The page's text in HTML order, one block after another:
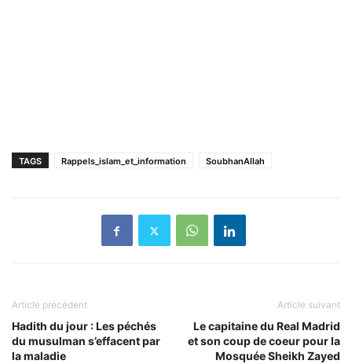
TAGS Rappels_islam_et_information SoubhanAllah
Article précédent
Hadith du jour : Les péchés
du musulman s’effacent par
la maladie
Article suivant
Le capitaine du Real Madrid
et son coup de coeur pour la
Mosquée Sheikh Zayed